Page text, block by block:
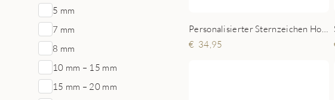
5 mm
7 mm
8 mm
10 mm – 15 mm
15 mm – 20 mm
34,95